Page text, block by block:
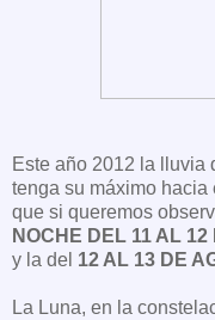
Este año 2012 la lluvia
tenga su máximo
que si queremos
NOCHE DEL 11 AL 12
y la del 12 AL 13 DE
La Luna, en la